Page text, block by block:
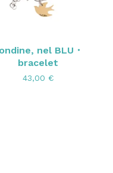
nel BLU・
bracelet
43,00 €